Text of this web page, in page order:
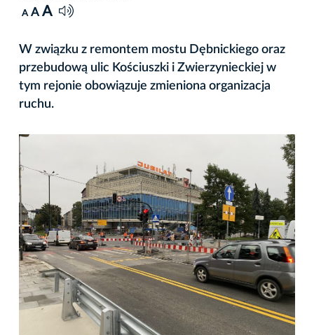
A A A
W związku z remontem mostu Dębnickiego oraz
przebudową ulic Kościuszki i Zwierzynieckiej w
tym rejonie obowiązuje zmieniona organizacja
ruchu.